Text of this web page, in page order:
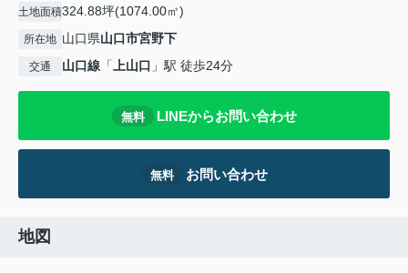
土地面積324.88坪(1074.00㎡)
所在地 山口県山口市宮野下
交通 山口線 「上山口 」駅 徒歩24分
無料 LINEからお問い合わせ
無料 お問い合わせ
地図